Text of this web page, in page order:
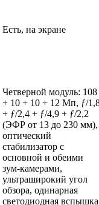
Есть, на экране
Четверной модуль: 108
+ 10 + 10 + 12 Мп, ƒ/
+ ƒ/2,4 + ƒ/4,9 + ƒ/2,2
(ЭФР от 13 до 230 мм),
оптический
стабилизатор с
основной и обеими
зум-камерами,
ультраширокий угол
обзора, одинарная
светодиодная вспышка